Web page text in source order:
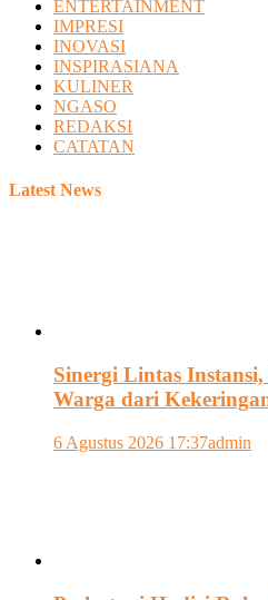
ENTERTAINMENT
IMPRESI
INOVASI
INSPIRASIANA
KULINER
NGASO
REDAKSI
CATATAN
Latest News
Sinergi Lintas
Warga dari
6 Agustus 2026 17:37admin